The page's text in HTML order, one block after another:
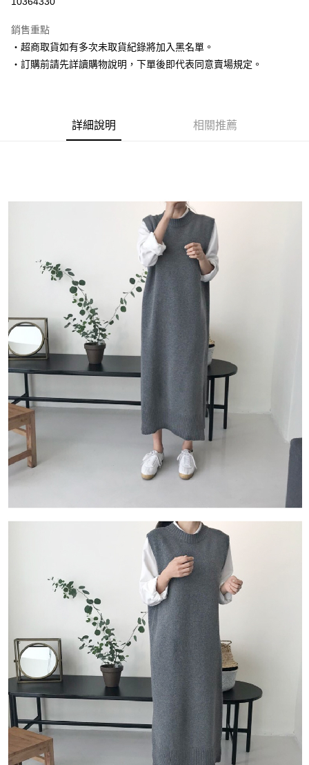
Apple Pay
街口支付
便利好安心！
１．簡單：不需註冊會員、不需綁卡、不需儲值。
２．便利：只要手機號碼，簡訊認證，即可結帳。
３．安心：先確認商品／服務後，再付款。
【「AFTEE先享後付」結帳流程】
１．於結帳方式選擇「AFTEE先享後付」後，將跳轉至「AFTEE先享後付」
結帳頁面，進行簡訊認證並確認金額後，即可完成結帳。
２．訂單成立數日內，您將收到繳費通知簡訊。
３．收到繳費通知簡訊後14天內，點擊此簡訊中的連結，可透過四大超商／
ATM／網路銀行／等多元方式進行付款，方視為交易完成。
※ 請注意：結帳手續完成當下不需立刻繳費，但若您需要取消訂單，請聯絡
購買商品的店家。未經商家同意取消之訂單仍視為有效，需透過AFTEE先享
後付繳納相關費用。
※ 交易是否成功請以「AFTEE先享後付 」之結帳頁面顯示為準，若有關於
是否繳費成功／繳費後需取消欲退款等相關疑問，請聯繫「AFTEE先享後付
客戶支援中心」https://netprotections.freshdesk.com/support/home
【注意事項】
１．透過由恩沛科技股份有限公司提供之「AFTEE先享後付」服務完成之交
易，需依本服務之必要範圍內提供個人資料，並將交易相關給付款項請求債
權轉讓予恩沛科技股份有限公司。
２．關於個人資料處理事宜，請瀏覽以下網址：
４．使用「AFTEE先享後付」時，將依據個別帳號之用戶狀況，依本公司即
時審查核予不同之上限額度；若仍有額度不足之情形，本公司將視審查結果
５．嚴禁一人註冊多個帳號或使用他人資訊註冊。若發現惡意使用之情形，
恩沛科技股份有限公司將有權停止該用戶之使用額度並採取法律行動。
每筆NT$80，滿NT$1,500(含以上)免運費
付款後全家取貨
每筆NT$80，滿NT$1,500(含以上)免運費
萊爾富取貨付款
每筆NT$80，滿NT$1,500(含以上)免運費
付款後萊爾富取貨
每筆NT$80，滿NT$1,500(含以上)免運費
離島取貨加價40
每筆NT$80，滿NT$1,500(含以上)免運費
付款後7-11取貨
每筆NT$80，滿NT$1,500(含以上)免運費
宅配
每筆NT$100，滿NT$1,500(含以上)免運費
銷售重點
‧超商取貨如有多次未取貨紀錄將加入黑名單。
‧訂購前請先詳讀購物說明，下單後即代表同意賣場規定。
詳細說明 相關推薦